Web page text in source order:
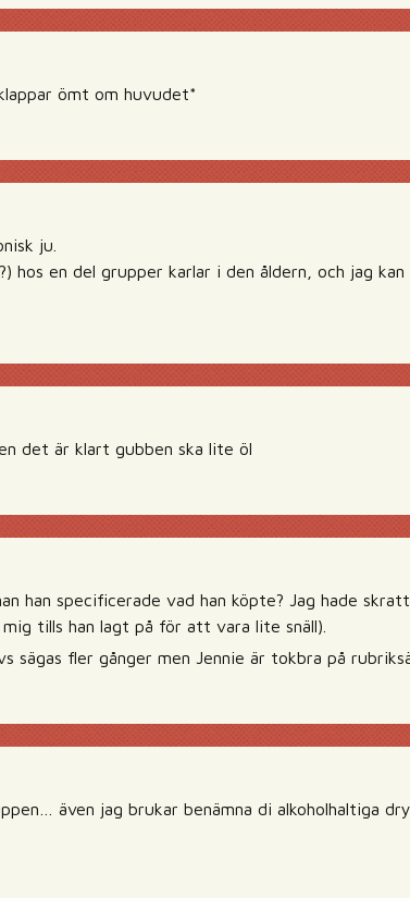
ömt om huvudet*
ju.
hos en del grupper karlar i den åldern, och jag
det är klart gubben ska lite öl
han specificerade vad han köpte? Jag hade
tills han lagt på för att vara lite snäll).
sägas fler gånger men Jennie är tokbra på
även jag brukar benämna di alkoholhaltiga